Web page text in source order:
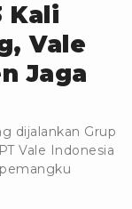
Kali
Vale
Jaga
dijalankan Grup
Vale Indonesia